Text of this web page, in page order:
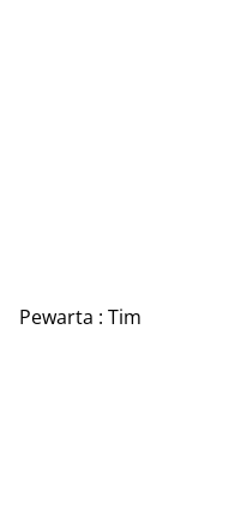
Pewarta : Tim